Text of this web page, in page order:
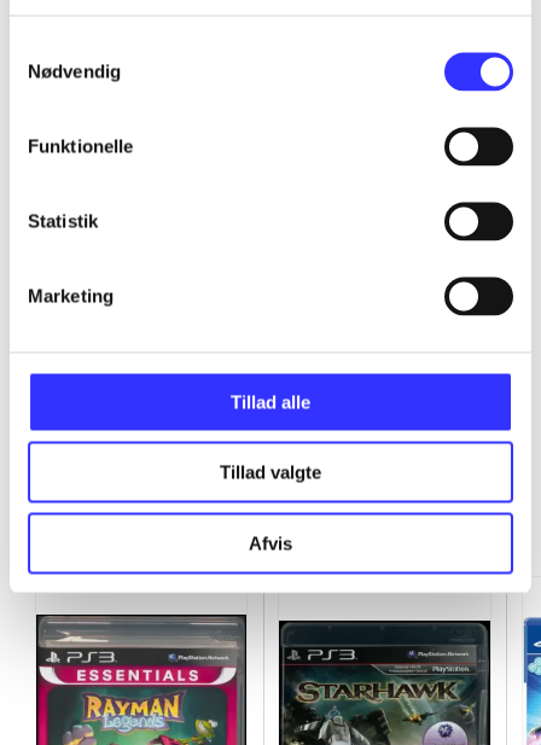
Nødvendig
Funktionelle
Statistik
Marketing
Tillad alle
Tillad valgte
Afvis
Minder om